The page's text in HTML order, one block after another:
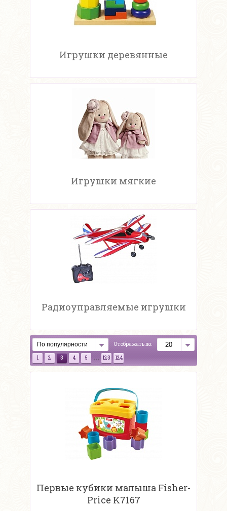
Игрушки деревянные
Игрушки мягкие
Радиоуправляемые игрушки
Отображать по:
1 2 3 4 5 ... 123 124
Первые кубики малыша Fisher-
Price K7167